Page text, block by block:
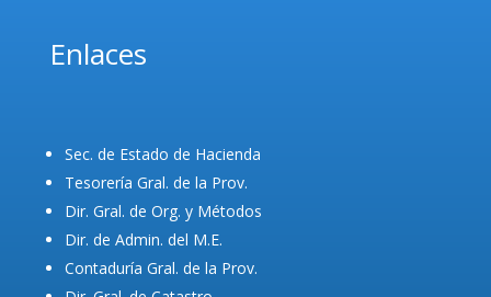
Enlaces
Sec. de Estado de Hacienda
Tesorería Gral. de la Prov.
Dir. Gral. de Org. y Métodos
Dir. de Admin. del M.E.
Contaduría Gral. de la Prov.